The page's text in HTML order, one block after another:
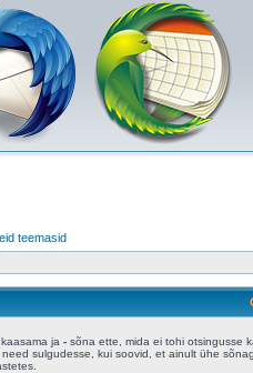
teemasid
ja - sõna ette, mida ei tohi otsingusse
sulgudesse, kui soovid, et ainult ühe